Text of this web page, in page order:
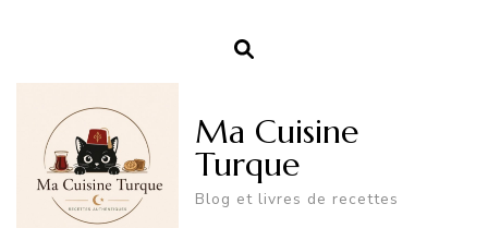
Ma Cuisine
Turque
Blog et livres de recettes